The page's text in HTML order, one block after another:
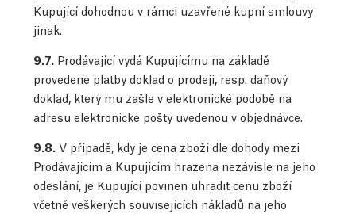
Kupující dohodnou v rámci uzavřené kupní smlouvy
jinak.
9.7. Prodávající vydá Kupujícímu na základě
provedené platby doklad o prodeji, resp. daňový
doklad, který mu zašle v elektronické podobě na
adresu elektronické pošty uvedenou v objednávce.
9.8. V případě, kdy je cena zboží dle dohody mezi
Prodávajícím a Kupujícím hrazena nezávisle na jeho
odeslání, je Kupující povinen uhradit cenu zboží
včetně veškerých souvisejících nákladů na jeho